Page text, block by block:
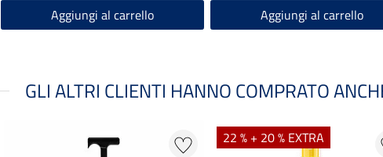
Aggiungi al carrello Aggiungi al carrello
GLI ALTRI CLIENTI HANNO COMPRATO
22 % + 20 % EXTRA